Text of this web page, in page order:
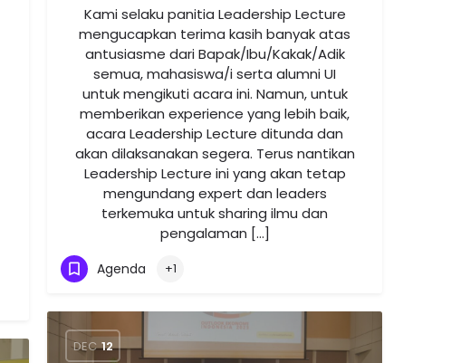
Kami selaku panitia Leadership Lecture
mengucapkan terima kasih banyak atas
antusiasme dari Bapak/Ibu/Kakak/Adik
semua, mahasiswa/i serta alumni UI
untuk mengikuti acara ini. Namun, untuk
memberikan experience yang lebih baik,
acara Leadership Lecture ditunda dan
akan dilaksanakan segera. Terus nantikan
Leadership Lecture ini yang akan tetap
mengundang expert dan leaders
terkemuka untuk sharing ilmu dan
pengalaman […]
Agenda +1
DEC 12